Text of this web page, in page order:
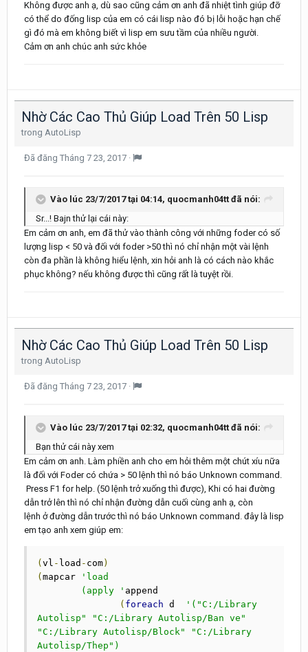
Không được anh ạ, dù sao cũng cảm ơn anh đã nhiệt tình giúp đỡ
có thể do đống lisp của em có cái lisp nào đó bị lỗi hoặc hạn chế
gì đó mà em không biết vì lisp em sưu tầm của nhiều người.
Cảm ơn anh chúc anh sức khỏe
Nhờ Các Cao Thủ Giúp Load Trên 50 Lisp
trong AutoLisp
Đã đăng Tháng 7 23, 2017 ·
Vào lúc 23/7/2017 tại 04:14, quocmanh04tt đã nói:
Sr...! Bajn thử lại cái này:
Em cảm ơn anh, em đã thử vào thành công với những foder có số
lượng lisp < 50 và đối với foder >50 thì nó chỉ nhận một vài lệnh
còn đa phần là không hiểu lệnh, xin hỏi anh là có cách nào khắc
phục không? nếu không được thì cũng rất là tuyệt rồi.
Nhờ Các Cao Thủ Giúp Load Trên 50 Lisp
trong AutoLisp
Đã đăng Tháng 7 23, 2017 ·
Vào lúc 23/7/2017 tại 02:32, quocmanh04tt đã nói:
Bạn thử cái này xem
Em cảm ơn anh. Làm phiền anh cho em hỏi thêm một chút xíu nữa
là đối với Foder có chứa > 50 lệnh thì nó báo Unknown command.
Press F1 for help. (50 lệnh trở xuống thì được), Khi có hai đường
dẫn trở lên thì nó chỉ nhận đường dẫn cuối cùng anh ạ, còn
lệnh ở đường dẫn trước thì nó báo Unknown command. đây là lisp
em tạo anh xem giúp em:
( vl - load - com)
( mapcar
'load
        (apply '
append
( foreach d
'("C:/Library
Autolisp" "C:/Library Autolisp/Ban ve"
"C:/Library Autolisp/Block" "C:/Library
Autolisp/Thep")